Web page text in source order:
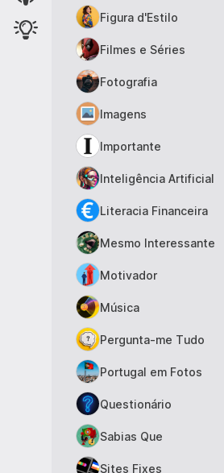
Figura d'Estilo
Filmes e Séries
Fotografia
Imagens
Importante
Inteligência Artificial
Literacia Financeira
Mesmo Interessante
Motivador
Música
Pergunta-me Tudo
Portugal em Fotos
Questionário
Sabias Que
Sites Fixes